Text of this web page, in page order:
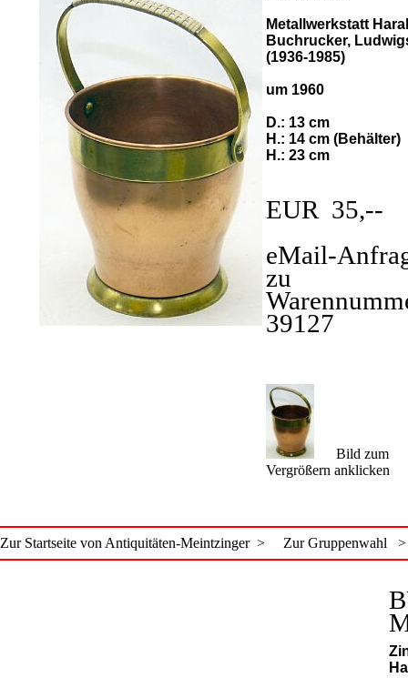
Metallwerkstatt
Buchrucker,
(1936-1985)
um 1960
D.: 13 cm
H.: 14 cm (Behälter)
H.: 23 cm
EUR 35,--
eMail-
zu
39127
Bild zum
Vergrößern anklicken
Zur Startseite von Antiquitäten-Meintzinger > Zur Gruppenwahl >